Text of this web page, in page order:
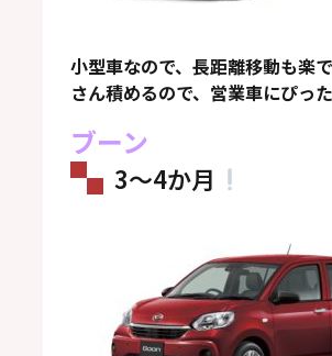
小型車なので、長距離移動も楽
さん積めるので、営業車にぴっ
ブーン
3～4か月